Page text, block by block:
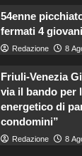
54enne
fermati 4
Redazione 8
Friuli-Venezia
via il bando per
energetico di
condomini”
Redazione 8